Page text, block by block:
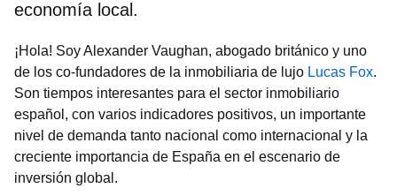
economía local.
¡Hola! Soy Alexander Vaughan, abogado británico y uno
de los co-fundadores de la inmobiliaria de lujo Lucas Fox.
Son tiempos interesantes para el sector inmobiliario
español, con varios indicadores positivos, un importante
nivel de demanda tanto nacional como internacional y la
creciente importancia de España en el escenario de
inversión global.